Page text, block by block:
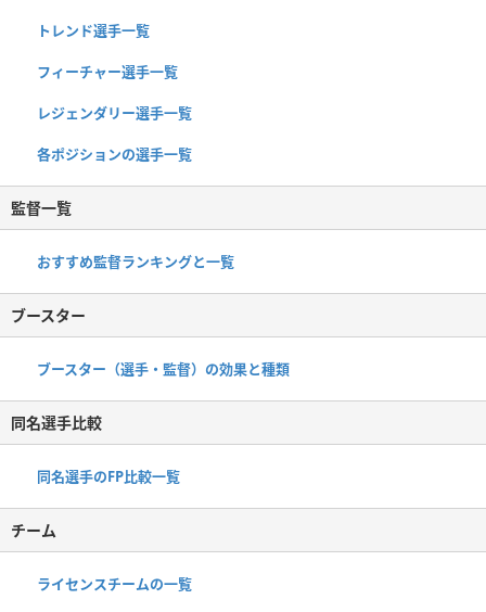
トレンド選手一覧
フィーチャー選手一覧
レジェンダリー選手一覧
各ポジションの選手一覧
監督一覧
おすすめ監督ランキングと一覧
ブースター
ブースター（選手・監督）の効果と種類
同名選手比較
同名選手のFP比較一覧
チーム
ライセンスチームの一覧